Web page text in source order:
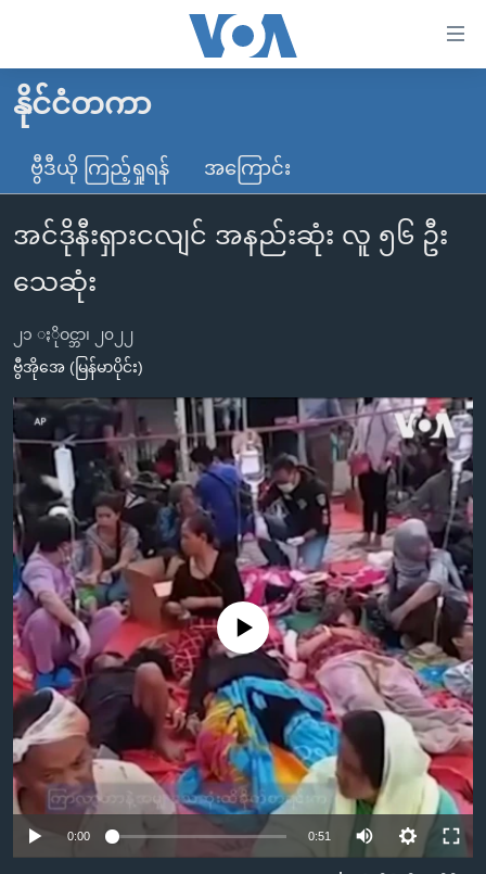
လွယ်ကူ
စေ
သည့်
Link
များ
ပင်မ
သို့
ကျော်
ကြည့်
ရန်
ပင်မ
အ
ညွန်း
စာမျက်နှာ
သို့
ကျော်
ကြည့်
ရန်
ရှာဖွေ
နေရာ
ကျော်
မူလစာမျက်နှာ
မြန်မာ
ကမ္ဘာ့သတင်းများ
နိုင်ငံတကာ
အမေရိကန်
အစ္စရေး-ပါလက်စတိုင်း
ဗွီဒီယို
သတင်းလွတ်လပ်ခွင့်
ရပ်ဝန်းတခု လမ်းတခု အလွန်
အင်္ဂလိပ်စာလေ့လာမယ်
မကြေးမုံရဲ့ အင်္ဂလိပ်စာ
ရုပ်ရှင်ထဲက အင်္ဂလိပ်စာ
သုတပဒေသာ အင်္ဂလိပ်စာ
ရေဒီယို
တီဗွီ
ရေဒီယိုနှင့်ရုပ်သံ အချက်အလက်များ
ရေဒီယို/တီဗွီအစီအစဉ်
Learning English
ဗွီအိုအေ လူမှုကွန်ယက်များ
ဘာသာစကားများ
နိုင်ငံတကာ
ဗွီဒီယို ကြည့်ရှုရန် အကြောင်း
အင်ဒိုနီးရှားငလျင် အနည်းဆုံး လူ ၅၆ ဦး
သေဆုံး
၂၁ ႏိုဝင္ဘာ၊ ၂၀၂၂
ဗွီအိုအေ (မြန်မာပိုင်း)
No media source currently available
0:00 0:51